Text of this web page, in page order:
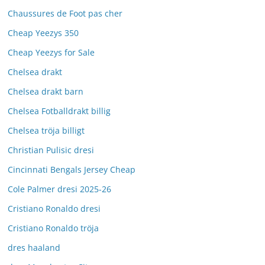
Chaussures de Foot pas cher
Cheap Yeezys 350
Cheap Yeezys for Sale
Chelsea drakt
Chelsea drakt barn
Chelsea Fotballdrakt billig
Chelsea tröja billigt
Christian Pulisic dresi
Cincinnati Bengals Jersey Cheap
Cole Palmer dresi 2025-26
Cristiano Ronaldo dresi
Cristiano Ronaldo tröja
dres haaland